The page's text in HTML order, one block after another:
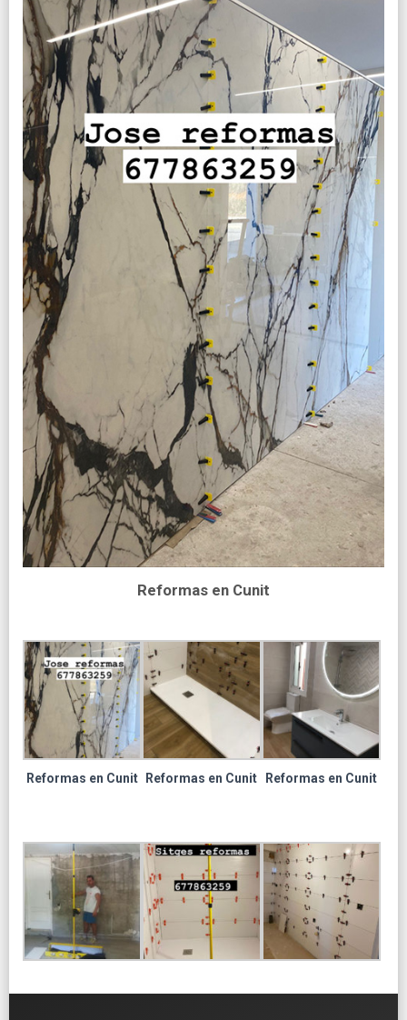
Reformas en Cunit
Reformas en Cunit Reformas en Cunit Reformas en Cunit